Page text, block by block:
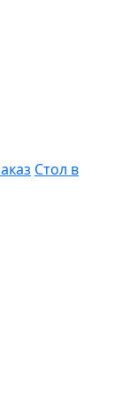
Стол в